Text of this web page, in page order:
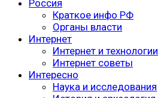
Россия
Краткое инфо РФ
Органы власти
Интернет
Интернет и технологии
Интернет советы
Интересно
Наука и исследования